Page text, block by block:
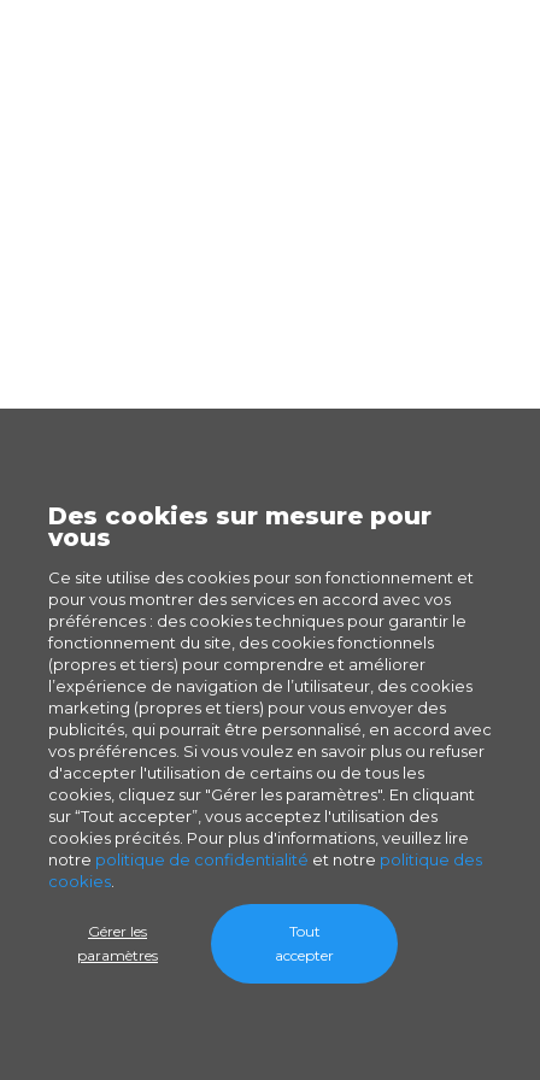
Des cookies sur mesure pour
vous
Ce site utilise des cookies pour son fonctionnement et
pour vous montrer des services en accord avec vos
préférences : des cookies techniques pour garantir le
fonctionnement du site, des cookies fonctionnels
(propres et tiers) pour comprendre et améliorer
l’expérience de navigation de l’utilisateur, des cookies
marketing (propres et tiers) pour vous envoyer des
publicités, qui pourrait être personnalisé, en accord avec
vos préférences. Si vous voulez en savoir plus ou refuser
d'accepter l'utilisation de certains ou de tous les
cookies, cliquez sur "Gérer les paramètres". En cliquant
sur “Tout accepter”, vous acceptez l'utilisation des
cookies précités. Pour plus d'informations, veuillez lire
notre politique de confidentialité et notre politique des
cookies
Gérer les
paramètres
Tout
accepter